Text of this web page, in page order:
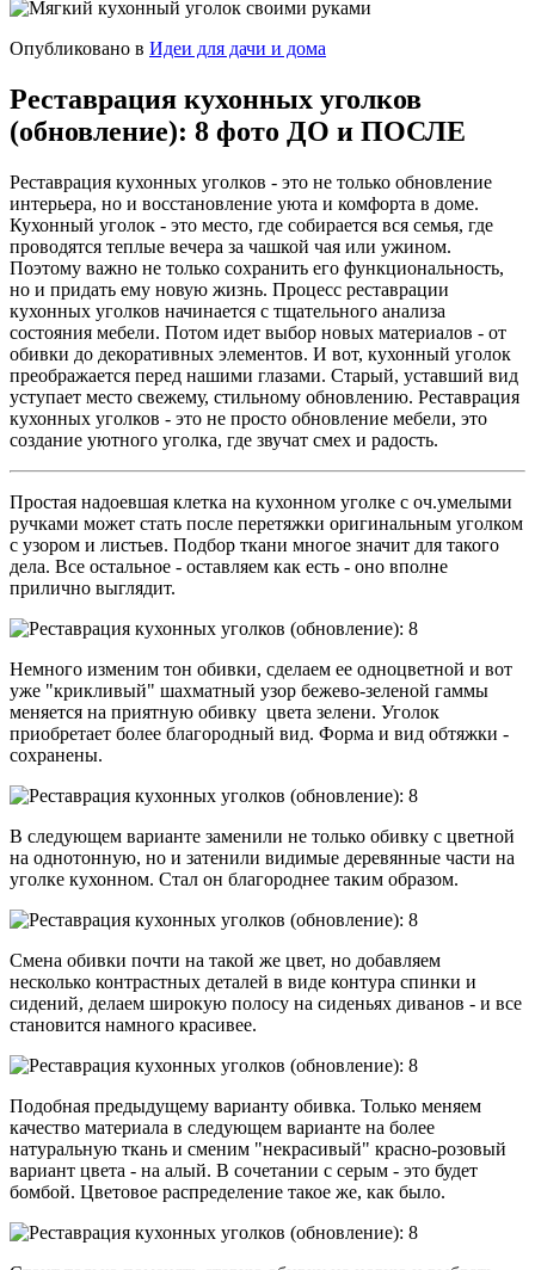
Опубликовано в Идеи для дачи и дома
Реставрация кухонных уголков
(обновление): 8 фото ДО и ПОСЛЕ
Реставрация кухонных уголков - это не только обновление
интерьера, но и восстановление уюта и комфорта в доме.
Кухонный уголок - это место, где собирается вся семья, где
проводятся теплые вечера за чашкой чая или ужином.
Поэтому важно не только сохранить его функциональность,
но и придать ему новую жизнь. Процесс реставрации
кухонных уголков начинается с тщательного анализа
состояния мебели. Потом идет выбор новых материалов - от
обивки до декоративных элементов. И вот, кухонный уголок
преображается перед нашими глазами. Старый, уставший вид
уступает место свежему, стильному обновлению. Реставрация
кухонных уголков - это не просто обновление мебели, это
создание уютного уголка, где звучат смех и радость.
Простая надоевшая клетка на кухонном уголке с оч.умелыми
ручками может стать после перетяжки оригинальным уголком
с узором и листьев. Подбор ткани многое значит для такого
дела. Все остальное - оставляем как есть - оно вполне
прилично выглядит.
Немного изменим тон обивки, сделаем ее одноцветной и вот
уже "крикливый" шахматный узор бежево-зеленой гаммы
меняется на приятную обивку цвета зелени. Уголок
приобретает более благородный вид. Форма и вид обтяжки -
сохранены.
В следующем варианте заменили не только обивку с цветной
на однотонную, но и затенили видимые деревянные части на
уголке кухонном. Стал он благороднее таким образом.
Смена обивки почти на такой же цвет, но добавляем
несколько контрастных деталей в виде контура спинки и
сидений, делаем широкую полосу на сиденьях диванов - и все
становится намного красивее.
Подобная предыдущему варианту обивка. Только меняем
качество материала в следующем варианте на более
натуральную ткань и сменим "некрасивый" красно-розовый
вариант цвета - на алый. В сочетании с серым - это будет
бомбой. Цветовое распределение такое же, как было.